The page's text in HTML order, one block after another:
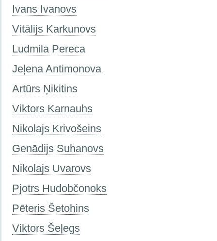
Ivans Ivanovs
Vitālijs Karkunovs
Ludmila Pereca
Jeļena Antimonova
Artūrs Ņikitins
Viktors Karnauhs
Nikolajs Krivošeins
Genādijs Suhanovs
Nikolajs Uvarovs
Pjotrs Hudobčonoks
Pēteris Šetohins
Viktors Šeļegs